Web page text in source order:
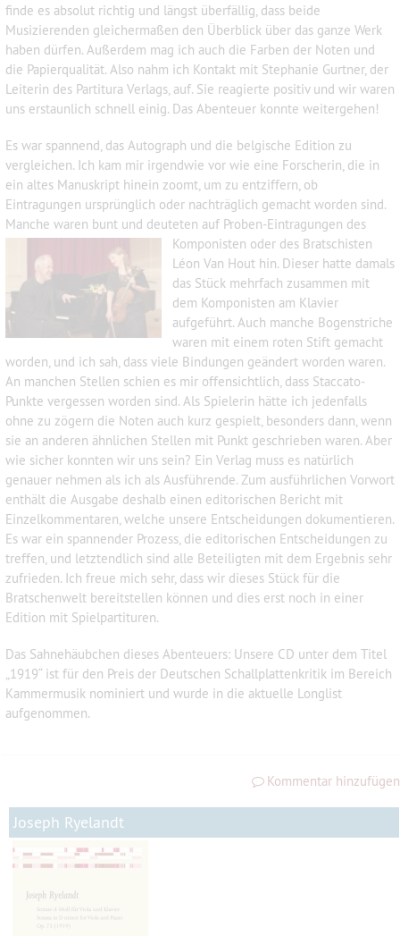
finde es absolut richtig und längst überfällig, dass beide
Musizierenden gleichermaßen den Überblick über das ganze Werk
haben dürfen. Außerdem mag ich auch die Farben der Noten und
die Papierqualität. Also nahm ich Kontakt mit Stephanie Gurtner, der
Leiterin des Partitura Verlags, auf. Sie reagierte positiv und wir waren
uns erstaunlich schnell einig. Das Abenteuer konnte weitergehen!
Es war spannend, das Autograph und die belgische Edition zu
vergleichen. Ich kam mir irgendwie vor wie eine Forscherin, die in
ein altes Manuskript hinein zoomt, um zu entziffern, ob
Eintragungen ursprünglich oder nachträglich gemacht worden sind.
Manche waren bunt und deuteten auf Proben-Eintragungen des
Komponisten oder des Bratschisten
Léon Van Hout hin. Dieser hatte damals
das Stück mehrfach zusammen mit
dem Komponisten am Klavier
aufgeführt. Auch manche Bogenstriche
waren mit einem roten Stift gemacht
worden, und ich sah, dass viele Bindungen geändert worden waren.
An manchen Stellen schien es mir offensichtlich, dass Staccato-
Punkte vergessen worden sind. Als Spielerin hätte ich jedenfalls
ohne zu zögern die Noten auch kurz gespielt, besonders dann, wenn
sie an anderen ähnlichen Stellen mit Punkt geschrieben waren. Aber
wie sicher konnten wir uns sein? Ein Verlag muss es natürlich
genauer nehmen als ich als Ausführende. Zum ausführlichen Vorwort
enthält die Ausgabe deshalb einen editorischen Bericht mit
Einzelkommentaren, welche unsere Entscheidungen dokumentieren.
Es war ein spannender Prozess, die editorischen Entscheidungen zu
treffen, und letztendlich sind alle Beteiligten mit dem Ergebnis sehr
zufrieden. Ich freue mich sehr, dass wir dieses Stück für die
Bratschenwelt bereitstellen können und dies erst noch in einer
Edition mit Spielpartituren.
Das Sahnehäubchen dieses Abenteuers: Unsere CD unter dem Titel
„1919“ ist für den Preis der Deutschen Schallplattenkritik im Bereich
Kammermusik nominiert und wurde in die aktuelle Longlist
aufgenommen.
Kommentar hinzufügen
Joseph Ryelandt